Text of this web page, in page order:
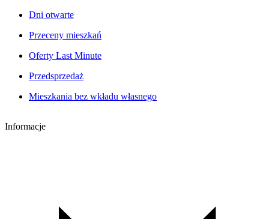
Dni otwarte
Przeceny mieszkań
Oferty Last Minute
Przedsprzedaż
Mieszkania bez wkładu własnego
Informacje